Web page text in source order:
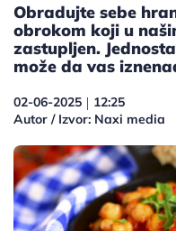
Obradujte sebe
obrokom koji u
zastupljen.
može da vas
02-06-2025 | 12:25
Autor / Izvor: Naxi media